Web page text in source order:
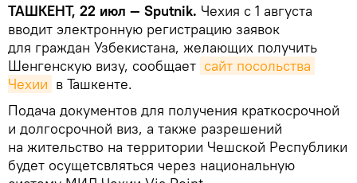
ТАШКЕНТ, 22 июл — Sputnik. Чехия с 1 августа
вводит электронную регистрацию заявок
для граждан Узбекистана, желающих получить
Шенгенскую визу, сообщает сайт посольства
Чехии в Ташкенте.
Подача документов для получения краткосрочной
и долгосрочной виз, а также разрешений
на жительство на территории Чешской Республики
будет осущетсвляться через национальную